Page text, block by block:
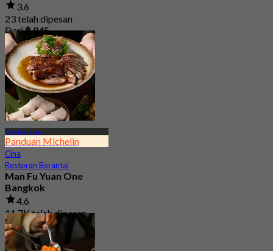
3.6
23 telah dipesan
Dari฿ 845
One Bangkok
Panduan Michelin
Cina
Restoran Berantai
Man Fu Yuan One
Bangkok
4.6
11.7K telah dipesan
Dari ฿ 598